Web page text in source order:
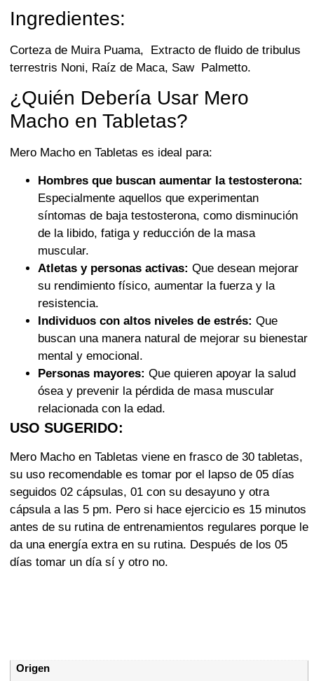
Ingredientes:
Corteza de Muira Puama, Extracto de fluido de tribulus
terrestris Noni, Raíz de Maca, Saw Palmetto.
¿Quién Debería Usar Mero
Macho en Tabletas?
Mero Macho en Tabletas es ideal para:
Hombres que buscan aumentar la testosterona:
Especialmente aquellos que experimentan
síntomas de baja testosterona, como disminución
de la libido, fatiga y reducción de la masa
muscular.
Atletas y personas activas: Que desean mejorar
su rendimiento físico, aumentar la fuerza y la
resistencia.
Individuos con altos niveles de estrés: Que
buscan una manera natural de mejorar su bienestar
mental y emocional.
Personas mayores: Que quieren apoyar la salud
ósea y prevenir la pérdida de masa muscular
relacionada con la edad.
USO SUGERIDO:
Mero Macho en Tabletas viene en frasco de 30 tabletas,
su uso recomendable es tomar por el lapso de 05 días
seguidos 02 cápsulas, 01 con su desayuno y otra
cápsula a las 5 pm. Pero si hace ejercicio es 15 minutos
antes de su rutina de entrenamientos regulares porque le
da una energía extra en su rutina. Después de los 05
días tomar un día sí y otro no.
Origen